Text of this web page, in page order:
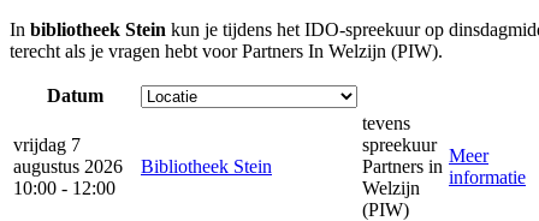
In bibliotheek Stein kun je tijdens het IDO-spreekuur op
terecht als je vragen hebt voor Partners In Welzijn (PIW).
Datum
vrijdag 7
augustus 2026
10:00 - 12:00
Bibliotheek Stein
tevens
spreekuur
Partners in
Welzijn
(PIW)
Meer
informatie